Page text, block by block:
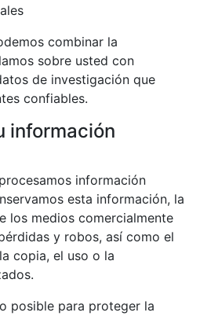
combinar la
sobre usted con
de investigación que
confiables.
información
información
esta información, la
los medios comercialmente
y robos, así como el
copia, el uso o la
posible para proteger la